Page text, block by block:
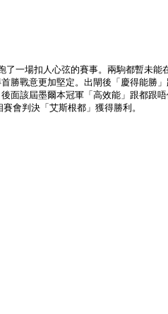
一場扣人心弦的賽事。兩駒都暫未
勝戰意更加堅定。出閘後「慶得能勝
該屆墨爾本冠軍「高效能」跟都跟
會判決「艾斯根都」獲得勝利。